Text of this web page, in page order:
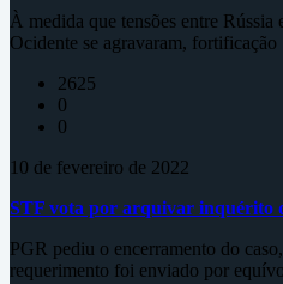
À medida que tensões entre
Ocidente se agravaram, fortificação
2625
0
0
10 de fevereiro de 2022
STF vota por arquivar inquérito
PGR pediu o encerramento do
requerimento foi enviado por